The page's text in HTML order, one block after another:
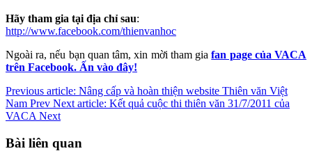
Hãy tham gia tại địa chỉ sau:
http://www.facebook.com/thienvanhoc
Ngoài ra, nếu bạn quan tâm, xin mời tham giafan page của VACA
trên Facebook. Ấn vào đây!
Previous article: Nâng cấp và hoàn thiện website Thiên văn Việt
Nam Prev Next article: Kết quả cuộc thi thiên văn 31/7/2011 của
VACA Next
Bài liên quan